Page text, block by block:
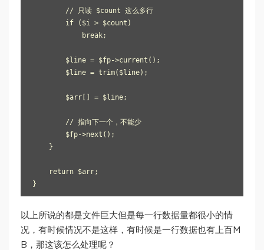
        // 只读 $count 这么多行
        if ($i > $count)
            break;
        $line = $fp->current();
        $line = trim($line);
        $arr[] = $line;
        // 指向下一个，不能少
        $fp->next();
    }
    return $arr;
以上所说的都是文件巨大但是每一行数据量都很小的情
况，有时候情况不是这样，有时候是一行数据也有上百M
B，那这该怎么处理呢？